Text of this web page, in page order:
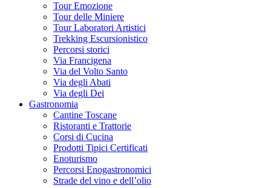
Tour Emozione
Tour delle Miniere
Tour Laboratori Artistici
Trekking Escursionistico
Percorsi storici
Via Francigena
Via del Volto Santo
Via degli Abati
Via degli Dei
Gastronomia
Cantine Toscane
Ristoranti e Trattorie
Corsi di Cucina
Prodotti Tipici Certificati
Enoturismo
Percorsi Enogastronomici
Strade del vino e dell’olio